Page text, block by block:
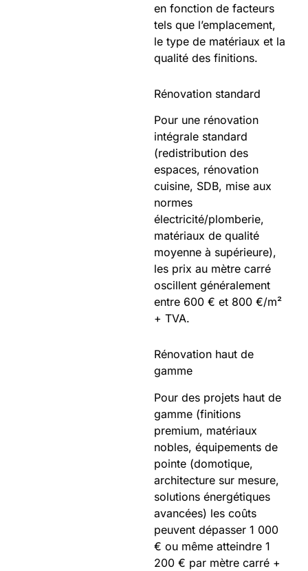
en fonction de facteurs
tels que l’emplacement,
le type de matériaux et la
qualité des finitions.
Rénovation standard
Pour une rénovation
intégrale standard
(redistribution des
espaces, rénovation
cuisine, SDB, mise aux
normes
électricité/plomberie,
matériaux de qualité
moyenne à supérieure),
les prix au mètre carré
oscillent généralement
entre 600 € et 800 €/m²
+ TVA.
Rénovation haut de
gamme
Pour des projets haut de
gamme (finitions
premium, matériaux
nobles, équipements de
pointe (domotique,
architecture sur mesure,
solutions énergétiques
avancées) les coûts
peuvent dépasser 1 000
€ ou même atteindre 1
200 € par mètre carré +